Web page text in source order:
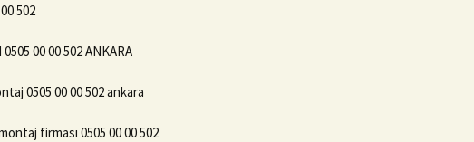
502
00 00 502 ANKARA
0505 00 00 502 ankara
firması 0505 00 00 502